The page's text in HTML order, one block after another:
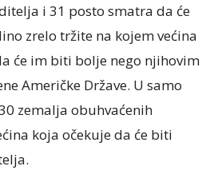
i 31 posto smatra da će
zrelo tržite na kojem većina
će im biti bolje nego njihovim
Američke Države. U samo
zemalja obuhvaćenih
koja očekuje da će biti